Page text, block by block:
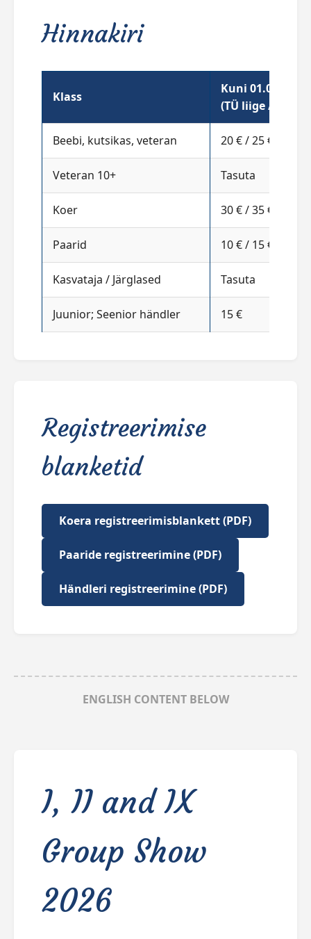
Hinnakiri
Klass
Kuni 01.04.26
(TÜ liige / Mitte)
Beebi, kutsikas, veteran 20 € / 25 €
Veteran 10+ Tasuta
Koer 30 € / 35 €
Paarid 10 € / 15 €
Kasvataja / Järglased Tasuta
Juunior; Seenior händler 15 €
Registreerimise
blanketid
Koera registreerimisblankett (PDF)
Paaride registreerimine (PDF)
Händleri registreerimine (PDF)
ENGLISH CONTENT BELOW
I, II and IX
Group Show
2026